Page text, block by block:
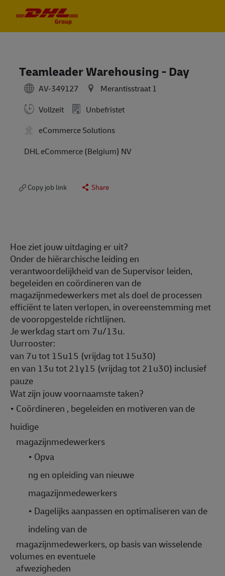
Teamleader Warehousing - Day
AV-349127
Merantisstraat 1
Vollzeit
Unbefristet
eCommerce Solutions
DHL eCommerce (Belgium) NV
Copy job link Share
Hoe ziet jouw uitdaging er uit?
Onder de hiërarchische leiding en
verantwoordelijkheid van de Supervisor leiden,
begeleiden en coördineren van de
magazijnmedewerkers met als doel de processen
efficiënt te laten verlopen, in overeenstemming met
de vooropgestelde richtlijnen.
Je werkdag start om 7u/13u.
Uurrooster:
van 7u tot 15u15 (vrijdag tot 15u30)
en van 13u tot 21y15 (vrijdag tot 21u30) inclusief
pauze
Wat zijn jouw voornaamste taken?
• Coördineren , begeleiden en motiveren van de
huidige
magazijnmedewerkers
• Opva
ng en opleiding van nieuwe
magazijnmedewerkers
• Dagelijks aanpassen en optimaliseren van de
indeling van de
magazijnmedewerkers, op basis van wisselende
volumes en eventuele
afwezigheden